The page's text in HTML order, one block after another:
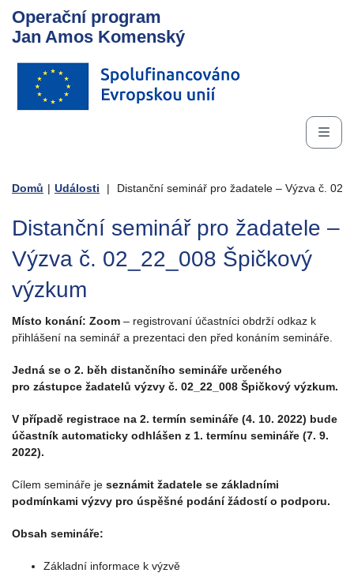
Operační program
Jan Amos Komenský
Domů | Události | Distanční seminář pro žadatele – Výzva č.
Distanční seminář pro žadatele –
Výzva č. 02_22_008 Špičkový
výzkum
Místo konání: Zoom – registrovaní účastníci obdrží odkaz k
přihlášení na seminář a prezentaci den před konáním semináře.
Jedná se o 2. běh distančního semináře určeného
pro zástupce žadatelů výzvy č. 02_22_008 Špičkový výzkum.
V případě registrace na 2. termín semináře (4. 10. 2022) bude
účastník automaticky odhlášen z 1. termínu semináře (7. 9.
2022).
Cílem semináře je seznámit žadatele se základními
podmínkami výzvy pro úspěšné podání žádostí o podporu.
Obsah semináře:
Základní informace k výzvě